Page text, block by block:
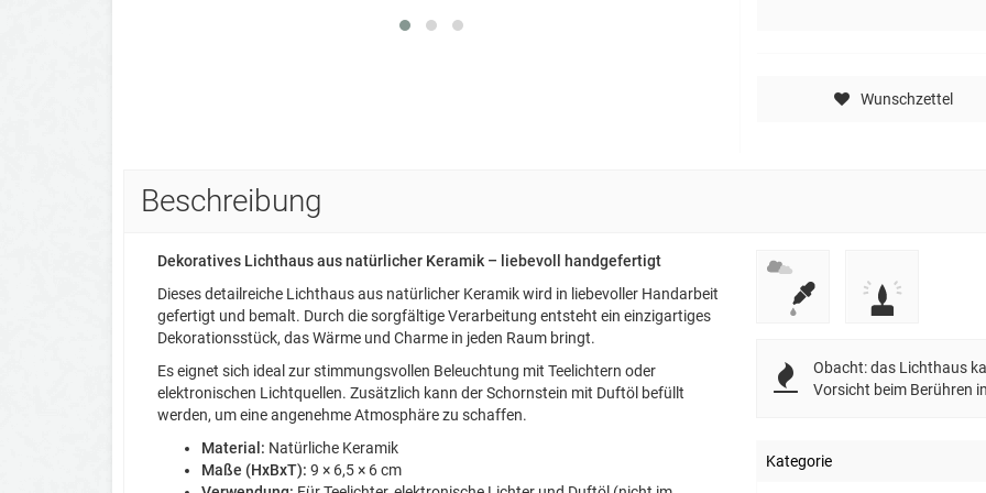
Wunschzettel
Beschreibung
Dekoratives Lichthaus aus natürlicher Keramik – liebevoll handgefertigt
Dieses detailreiche Lichthaus aus natürlicher Keramik wird in liebevoller Handarbeit
gefertigt und bemalt. Durch die sorgfältige Verarbeitung entsteht ein einzigartiges
Dekorationsstück, das Wärme und Charme in jeden Raum bringt.
Es eignet sich ideal zur stimmungsvollen Beleuchtung mit Teelichtern oder
elektronischen Lichtquellen. Zusätzlich kann der Schornstein mit Duftöl befüllt
werden, um eine angenehme Atmosphäre zu schaffen.
Material: Natürliche Keramik
Maße (HxBxT): 9 × 6,5 × 6 cm
Obacht: das Lichthaus
Vorsicht beim Berühren
Kategorie